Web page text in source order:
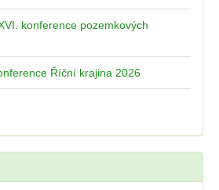
konference pozemkových
Říční krajina 2026